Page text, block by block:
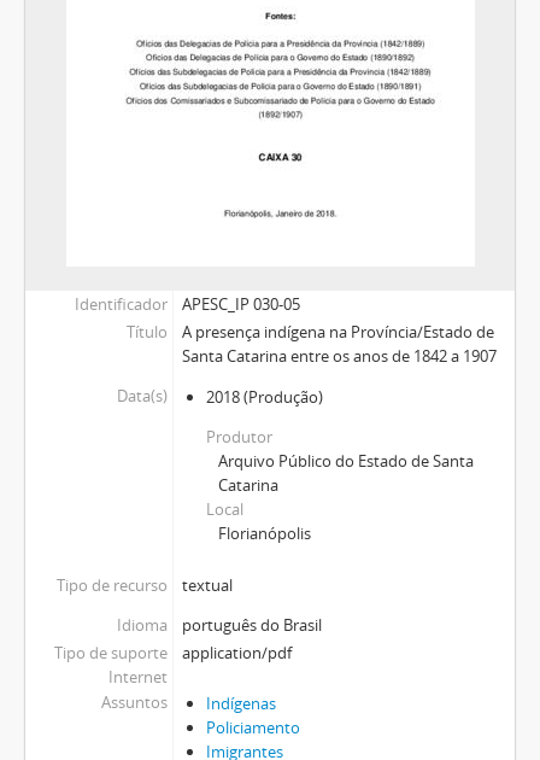
Identificador
APESC_IP 030-05
Título
A presença indígena na Província/Estado de
Santa Catarina entre os anos de 1842 a 1907
Data(s)
2018(Produção)
Produtor
Arquivo Público do Estado de Santa
Catarina
Local
Florianópolis
Tipo de recurso
textual
Idioma
português do Brasil
Tipo de suporte
Internet
application/pdf
Assuntos
Indígenas
Policiamento
Imigrantes